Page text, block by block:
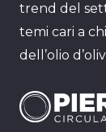
trend del
temi cari a
dell’olio